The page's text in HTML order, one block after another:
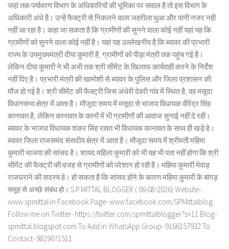
जहां तक पर्यावरण विभाग के अधिकारियों की भूमिका पर सवाल है तो इस विभाग के
अधिकारी अंधे है। उन्हें फैक्ट्री से निकलने वाला जहरीला धुआ और पानी नजर नही
नहीं आ रहा है। कहा जा सकता है कि ग्रामीणों की सुनने वाला कोई नहीं यहां यह कि
ग्रामीणों को सुनने वाला कोई नहीं है। यहां यह उल्लेखनीय है कि ब्यावर की प्रभारी
राज्य के उपमुख्यमंत्री दीया कुमारी है, ग्रामीणों को पीड़ा मंत्री तक पहुंच गई है।
लेकिन दीया कुमारी ने भी अभी तक श्री सीमेंट के खिलाफ कार्यवाही करने के निर्देश
नहीं दिए है। प्रभारी मंत्री की खामोशी से ब्यावर के पुलिस और जिला प्रशासन की
मौज हो गई है। श्री सीमेंट की फैक्ट्री जिस अंधेरी देवरी गांव में स्थित है, वह मसूदा
विधानसभा क्षेत्र में आता है। मौजूदा समय में मसूदा से भाजपा विधायक वीरेंद्र सिंह
कानावत है, लेकिन कानावत के कानों में भी ग्रामीणों की आवाज सुनाई नहीं दे रही।
ब्यावर के भाजपा विधायक शंकर सिंह रावत भी विधायक कानावत के साथ ही खड़े हे।
ब्यावर जिला राजसमंद संसदीय क्षेत्र में आता है। मौजूदा समय में श्रीमती महिमा
कुमारी भाजपा की सांसद है। शायद महिला कुमारी को भी यह भी पता नहीं होगा कि श्री
सीमेंट की फैक्ट्री की वजह से ग्रामीणों को परेशान हो रही है। महिमा कुमारी मेवाड़
राजघराने की सदस्य हे। हो सकता है कि सांसद होने के कारण महिमा कुमारी के बांगड़
समूह से अच्छे संबंध हो। S.P.MITTAL BLOGGER ( 06-08-2026) Website-
www.spmittal.in Facebook Page- www.facebook.com/SPMittalblog
Follow me on Twitter- https://twitter.com/spmittalblogger?s=11 Blog-
spmittal.blogspot.com To Add in WhatsApp Group- 9166157932 To
Contact- 9829071511